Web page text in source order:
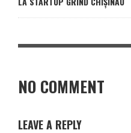
NO COMMENT
LEAVE A REPLY